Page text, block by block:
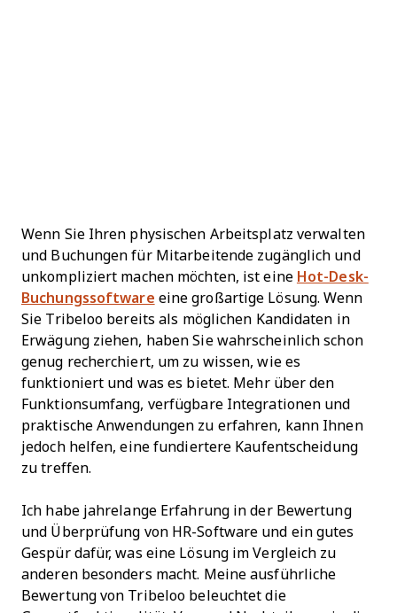
Wenn Sie Ihren physischen Arbeitsplatz verwalten
und Buchungen für Mitarbeitende zugänglich und
unkompliziert machen möchten, ist eine Hot-Desk-
Buchungssoftware eine großartige Lösung. Wenn
Sie Tribeloo bereits als möglichen Kandidaten in
Erwägung ziehen, haben Sie wahrscheinlich schon
genug recherchiert, um zu wissen, wie es
funktioniert und was es bietet. Mehr über den
Funktionsumfang, verfügbare Integrationen und
praktische Anwendungen zu erfahren, kann Ihnen
jedoch helfen, eine fundiertere Kaufentscheidung
zu treffen.
Ich habe jahrelange Erfahrung in der Bewertung
und Überprüfung von HR-Software und ein gutes
Gespür dafür, was eine Lösung im Vergleich zu
anderen besonders macht. Meine ausführliche
Bewertung von Tribeloo beleuchtet die